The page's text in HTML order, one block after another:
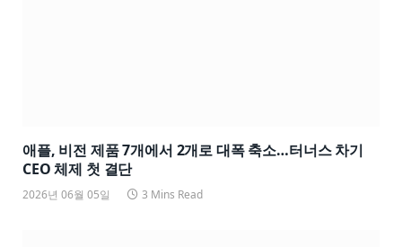
애플, 비전 제품 7개에서 2개로 대폭 축소…터너스 차기
CEO 체제 첫 결단
2026년 06월 05일 3 Mins Read